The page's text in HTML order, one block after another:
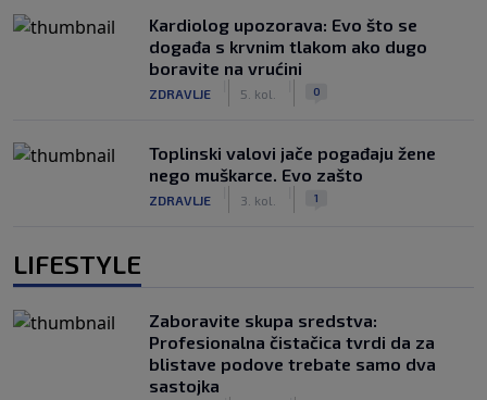
Kardiolog upozorava: Evo što se
događa s krvnim tlakom ako dugo
boravite na vrućini
ZDRAVLJE 5. kol. 0
Toplinski valovi jače pogađaju žene
nego muškarce. Evo zašto
ZDRAVLJE 3. kol. 1
LIFESTYLE
Zaboravite skupa sredstva:
Profesionalna čistačica tvrdi da za
blistave podove trebate samo dva
sastojka